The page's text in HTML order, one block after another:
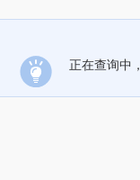
正在查询中